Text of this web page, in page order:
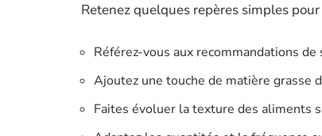
Retenez quelques repères simples
Référez-vous aux recommandations
Ajoutez une touche de matière grasse
Faites évoluer la texture des aliments